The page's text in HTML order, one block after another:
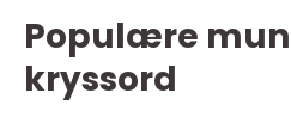
Populære
kryssord